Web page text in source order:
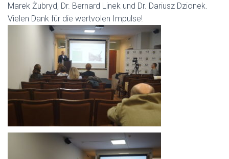
Marek Żubryd, Dr. Bernard Linek und Dr. Dariusz Dzionek.
Vielen Dank für die wertvolen Impulse!